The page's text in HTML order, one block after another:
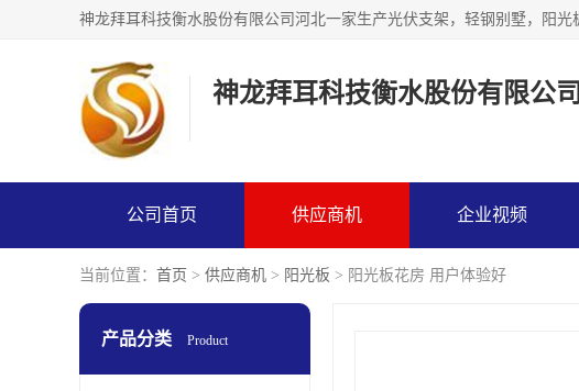
神龙拜耳科技衡水股份有限公司
公司首页 供应商机 企业视频
当前位置： 首页 > 供应商机 > 阳光板 > 阳光板花房 用户体验好
产品分类 Product